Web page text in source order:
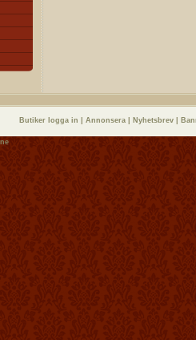
Butiker logga in Annonsera Nyhetsbrev